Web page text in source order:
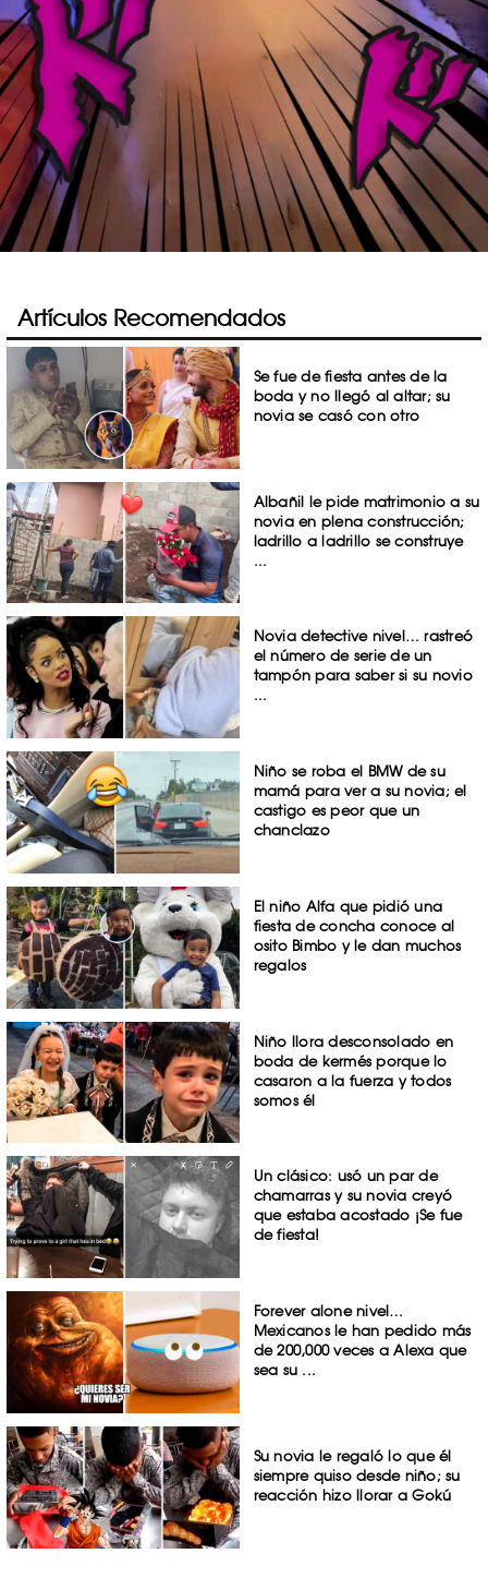
Artículos Recomendados
Se fue de fiesta antes de la
boda y no llegó al altar; su
novia se casó con otro
Albañil le pide matrimonio a su
novia en plena construcción;
ladrillo a ladrillo se construye
...
Novia detective nivel… rastreó
el número de serie de un
tampón para saber si su novio
...
Niño se roba el BMW de su
mamá para ver a su novia; el
castigo es peor que un
chanclazo
El niño Alfa que pidió una
fiesta de concha conoce al
osito Bimbo y le dan muchos
regalos
Niño llora desconsolado en
boda de kermés porque lo
casaron a la fuerza y todos
somos él
Un clásico: usó un par de
chamarras y su novia creyó
que estaba acostado ¡Se fue
de fiesta!
Forever alone nivel…
Mexicanos le han pedido más
de 200,000 veces a Alexa que
sea su ...
Su novia le regaló lo que él
siempre quiso desde niño; su
reacción hizo llorar a Gokú